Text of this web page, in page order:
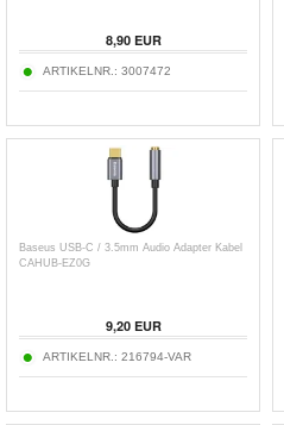
8,90EUR
ARTIKELNR.: 3007472
Baseus USB-C / 3.5mm Audio Adapter Kabel
CAHUB-EZ0G
9,20EUR
ARTIKELNR.: 216794-VAR